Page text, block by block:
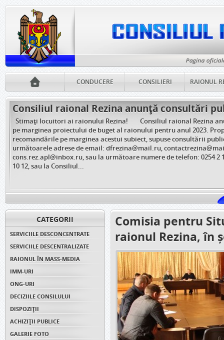
CONDUCERE CONSILIERI RAIONUL
Consiliul raional Rezina anunță consultări
Stimați locuitori ai raionului Rezina! Consiliul raional Rezina
pe marginea proiectului de buget al raionului pentru anul 2023.
recomandările pe marginea acestui subiect, supuse consultării
următoarele adrese de email: dfrezina@mail.ru,
cons.rez.apl@inbox.ru, sau la următoare numere de telefon: 0254 2
10 12, sau la Consiliul...
CATEGORII
SERVICIILE DESCONCENTRATE
SERVICIILE DESCENTRALIZATE
RAIONUL ÎN MASS-MEDIA
IMM-URI
ONG-URI
DECIZIILE CONSILULUI
DISPOZIŢII
ACHIZIȚII PUBLICE
GALERIE FOTO
Comisia pentru
raionul Rezina, în